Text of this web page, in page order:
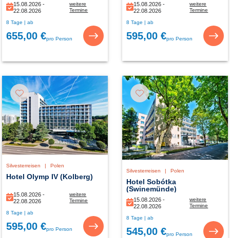
15.08.2026 -
22.08.2026
29.08.2026
weitere
Termine
8 Tage | ab
655,00 €pro Person
15.08.2026 -
22.08.2026
29.08.2026
weitere
Termine
8 Tage | ab
595,00 €pro Person
Silvesterreisen | Polen
Hotel Olymp IV (Kolberg)
15.08.2026 -
22.08.2026
29.08.2026
weitere
Termine
8 Tage | ab
595,00 €pro Person
Silvesterreisen | Polen
Hotel Sobótka
(Swinemünde)
15.08.2026 -
22.08.2026
29.08.2026
weitere
Termine
8 Tage | ab
545,00 €pro Person